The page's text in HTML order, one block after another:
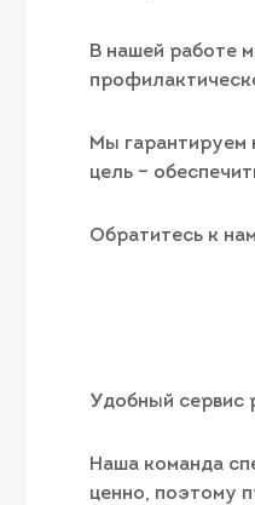
В нашей работе
Мы гарантируем
цель –
Обратитесь к
Удобный сервис
Наша команда
ценно, поэтому